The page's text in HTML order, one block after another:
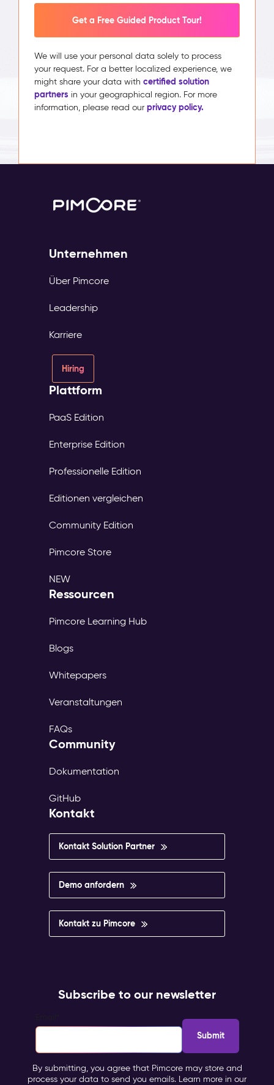
Get a Free Guided Product Tour!
We will use your personal data solely to process
your request. For a better localized experience, we
might share your data with certified solution
partners in your geographical region. For more
information, please read our privacy policy.
Unternehmen
Über Pimcore
Leadership
Karriere
Hiring
Plattform
PaaS Edition
Enterprise Edition
Professionelle Edition
Editionen vergleichen
Community Edition
Pimcore Store
NEW
Ressourcen
Pimcore Learning Hub
Blogs
Whitepapers
Veranstaltungen
FAQs
Community
Dokumentation
GitHub
Kontakt
Kontakt Solution Partner
Demo anfordern
Kontakt zu Pimcore
Subscribe to our newsletter
By submitting, you agree that Pimcore may store and
process your data to send you emails. Learn more in our